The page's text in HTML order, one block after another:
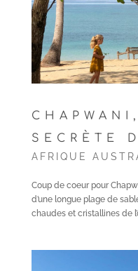
SECRÈTE
AFRIQUE
Coup de coeur pour
d’une longue plage de
chaudes et cristallines de